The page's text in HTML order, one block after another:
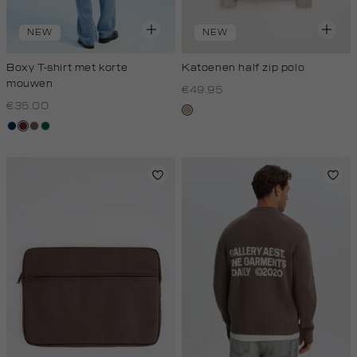
NEW
Boxy T-shirt met korte
mouwen
€35.00
donkerblauw
bordeaux
lichtbruin
donkergroen
NEW
Katoenen half zip polo
€49.95
kit,